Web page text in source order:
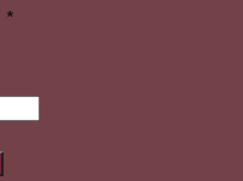
*